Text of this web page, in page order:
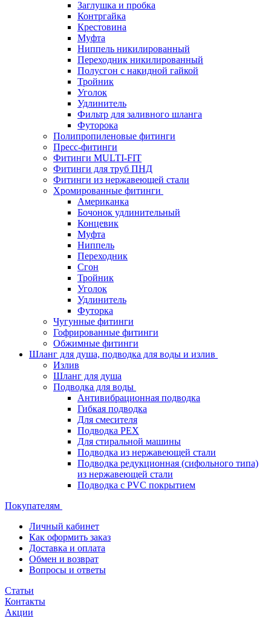
Заглушка и пробка
Контргайка
Крестовина
Муфта
Ниппель никилированный
Переходник никилированный
Полусгон с накидной гайкой
Тройник
Уголок
Удлинитель
Фильтр для заливного шланга
Футорока
Полипропиленовые фитинги
Пресс-фитинги
Фитинги MULTI-FIT
Фитинги для труб ПНД
Фитинги из нержавеющей стали
Хромированные фитинги
Американка
Бочонок удлинительный
Концевик
Муфта
Ниппель
Переходник
Сгон
Тройник
Уголок
Удлинитель
Футорка
Чугунные фитинги
Гофрированные фитинги
Обжимные фитинги
Шланг для душа, подводка для воды и излив
Излив
Шланг для душа
Подводка для воды
Антивибрационная подводка
Гибкая подводка
Для смесителя
Подводка PEX
Для стиральной машины
Подводка из нержавеющей стали
Подводка редукционная (сифольного типа)
из нержавеющей стали
Подводка с PVC покрытием
Покупателям
Личный кабинет
Как оформить заказ
Доставка и оплата
Обмен и возврат
Вопросы и ответы
Статьи
Контакты
Акции